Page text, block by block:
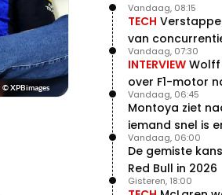
© XPBimages
TECH
van
Vandaag, 08:15
INTERVIEW
over F1-motor
Vandaag, 07:30
Montoya ziet
iemand snel is
Vandaag, 06:45
De gemiste
Red Bull in 2026
Vandaag, 06:00
Gisteren, 18:00